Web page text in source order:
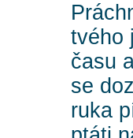
tvého
času
se
ruka